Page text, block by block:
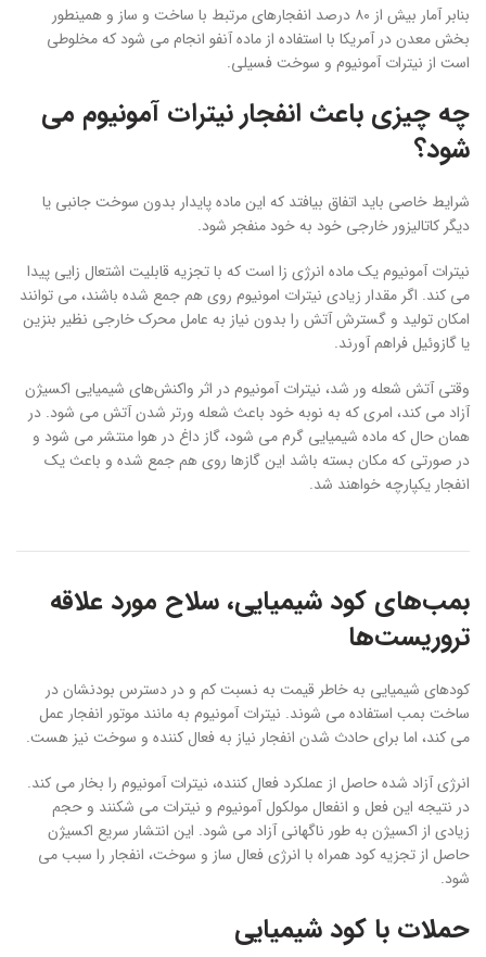
بنابر آمار بیش از ۸۰ درصد انفجارهای مرتبط با ساخت و ساز و همینطور
بخش معدن در آمریکا با استفاده از ماده آنفو انجام می شود که مخلوطی
است از نیترات آمونیوم و سوخت فسیلی.
چه چیزی باعث انفجار نیترات آمونیوم می
شود؟
شرایط خاصی باید اتفاق بیافتد که این ماده پایدار بدون سوخت جانبی یا
دیگر کاتالیزور خارجی خود به خود منفجر شود.
نیترات آمونیوم یک ماده انرژی زا است که با تجزیه قابلیت اشتعال زایی پیدا
می کند. اگر مقدار زیادی نیترات امونیوم روی هم جمع شده باشند، می توانند
امکان تولید و گسترش آتش را بدون نیاز به عامل محرک خارجی نظیر بنزین
یا گازوئیل فراهم آورند.
وقتی آتش شعله ور شد، نیترات آمونیوم در اثر واکنش‌های شیمیایی اکسیژن
آزاد می کند، امری که به نوبه خود باعث شعله ورتر شدن آتش می شود. در
همان حال که ماده شیمیایی گرم می شود، گاز داغ در هوا منتشر می شود و
در صورتی که مکان بسته باشد این گازها روی هم جمع شده و باعث یک
انفجار یکپارچه خواهند شد.
بمب‌های کود شیمیایی، سلاح مورد علاقه
تروریست‌ها
کودهای شیمیایی به خاطر قیمت به نسبت کم و در دسترس بودنشان در
ساخت بمب استفاده می شوند. نیترات آمونیوم به مانند موتور انفجار عمل
می کند، اما برای حادث شدن انفجار نیاز به فعال کننده و سوخت نیز هست.
انرژی آزاد شده حاصل از عملکرد فعال کننده، نیترات آمونیوم را بخار می کند.
در نتیجه این فعل و انفعال مولکول آمونیوم و نیترات می شکنند و حجم
زیادی از اکسیژن به طور ناگهانی آزاد می شود. این انتشار سریع اکسیژن
حاصل از تجزیه کود همراه با انرژی فعال ساز و سوخت، انفجار را سبب می
شود.
حملات با کود شیمیایی